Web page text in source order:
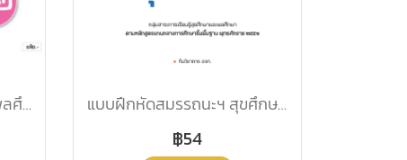
หนังสือเรียนสุขศึกษาและพลศึกษา ป.2/อจท. แบบฝึกหัดสมรรถนะฯ สุขศึกษา ม.1/อจท.
฿54